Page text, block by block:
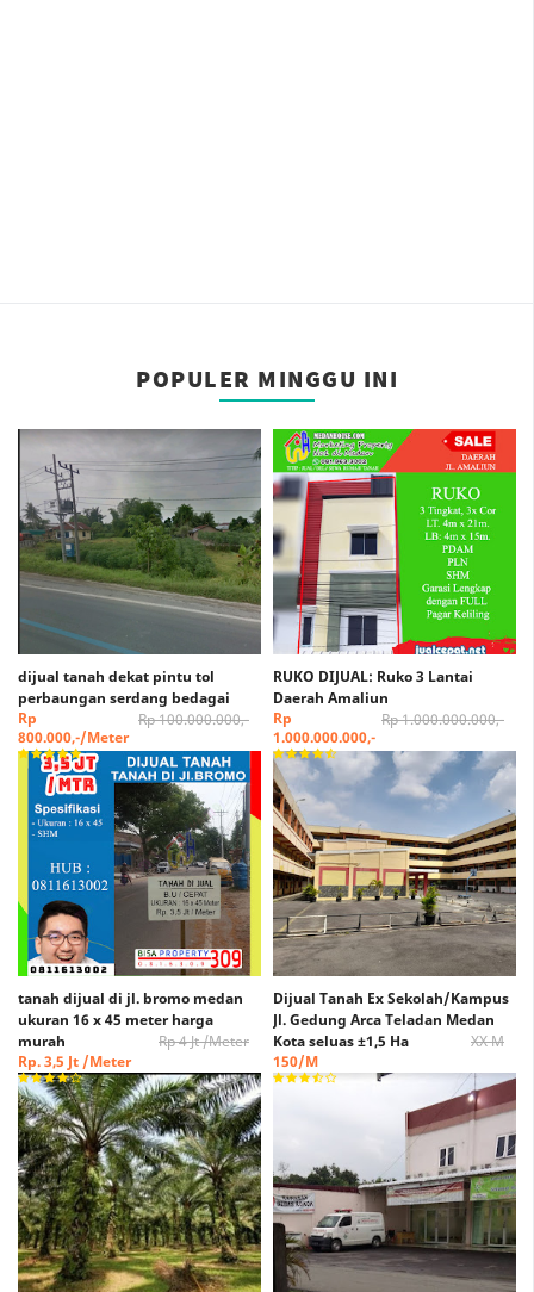
POPULER MINGGU INI
dijual tanah dekat pintu tol
perbaungan serdang bedagai
Rp 100.000.000,-
Rp
800.000,-/Meter
RUKO DIJUAL: Ruko 3 Lantai
Daerah Amaliun
Rp 1.000.000.000,-
Rp
1.000.000.000,-
tanah dijual di jl. bromo medan
ukuran 16 x 45 meter harga
murah
Rp 4 Jt /Meter
Rp. 3,5 Jt /Meter
Dijual Tanah Ex Sekolah/Kampus
Jl. Gedung Arca Teladan Medan
Kota seluas ±1,5 Ha
XX M
150/M